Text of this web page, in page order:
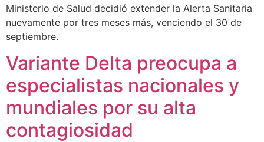
Ministerio de Salud decidió extender la Alerta Sanitaria
nuevamente por tres meses más, venciendo el 30 de
septiembre.
Variante Delta preocupa a
especialistas nacionales y
mundiales por su alta
contagiosidad